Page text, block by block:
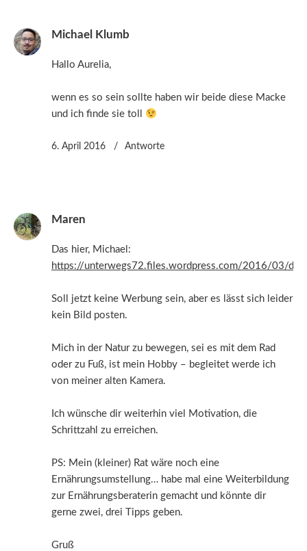
Michael Klumb
Hallo Aurelia,
wenn es so sein sollte haben wir beide diese Macke
und ich finde sie toll
6. April 2016 Antworte
Maren
Das hier, Michael:
https://unterwegs72.files.wordpress.com/2016/03/
Soll jetzt keine Werbung sein, aber es lässt sich leider
kein Bild posten.
Mich in der Natur zu bewegen, sei es mit dem Rad
oder zu Fuß, ist mein Hobby – begleitet werde ich
von meiner alten Kamera.
Ich wünsche dir weiterhin viel Motivation, die
Schrittzahl zu erreichen.
PS: Mein (kleiner) Rat wäre noch eine
Ernährungsumstellung… habe mal eine Weiterbildung
zur Ernährungsberaterin gemacht und könnte dir
gerne zwei, drei Tipps geben.
Gruß